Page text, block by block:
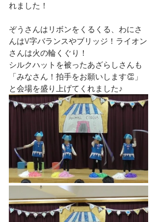
れました！
ぞうさんはリボンをくるくる、わにさ
んはV字バランスやブリッジ！ライオン
さんは火の輪くぐり！
シルクハットを被ったあざらしさんも
「みなさん！拍手をお願いします👏」
と会場を盛り上げてくれました♪